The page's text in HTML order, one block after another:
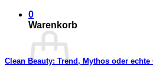
0
Warenkorb
Clean Beauty: Trend, Mythos oder